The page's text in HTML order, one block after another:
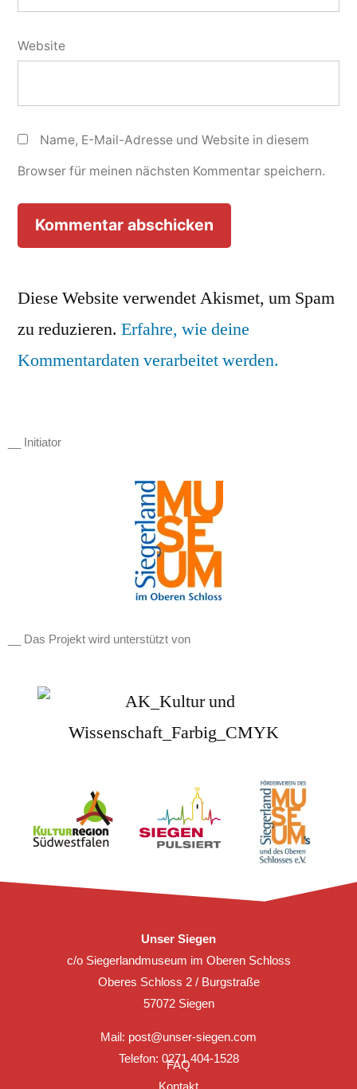
Website
Name, E-Mail-Adresse und Website in diesem
Browser für meinen nächsten Kommentar speichern.
Diese Website verwendet Akismet, um Spam
zu reduzieren. Erfahre, wie deine
Kommentardaten verarbeitet werden.
__ Initiator
__ Das Projekt wird unterstützt von
Unser Siegen
c/o Siegerlandmuseum im Oberen Schloss
Oberes Schloss 2 / Burgstraße
57072 Siegen
Mail: post@unser-siegen.com
Telefon: 0271 404-1528
FAQ
Kontakt